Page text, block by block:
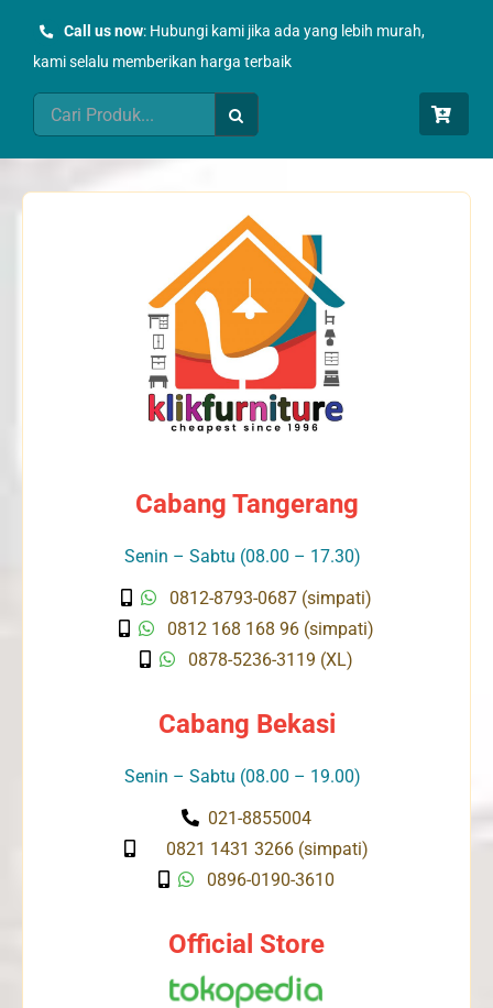
Call us now: Hubungi kami jika ada yang lebih murah,
kami selalu memberikan harga terbaik
Search
for:
Cabang Tangerang
Senin – Sabtu (08.00 – 17.30)
0812-8793-0687 (simpati)
0812 168 168 96 (simpati)
0878-5236-3119 (XL)
Cabang Bekasi
Senin – Sabtu (08.00 – 19.00)
021-8855004
0821 1431 3266 (simpati)
0896-0190-3610
Official Store